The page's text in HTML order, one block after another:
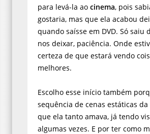
para levá-la ao cinema, pois
gostaria, mas que ela acabou
quando saísse em DVD. Só saiu
nos deixar, paciência. Onde
certeza de que estará vendo
melhores.
Escolho esse início também
sequência de cenas estáticas
que ela tanto amava, já tendo
algumas vezes. E por ter como